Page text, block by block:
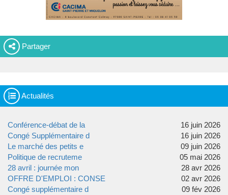
Partager
Actualités
Conférence-débat de la
16 juin 2026
Congé Supplémentaire d
16 juin 2026
Le marché des petits e
09 juin 2026
Politique de recruteme
05 mai 2026
28 avril : journée mon
28 avr 2026
OFFRE D'EMPLOI : CONSE
02 avr 2026
Congé supplémentaire d
09 fév 2026